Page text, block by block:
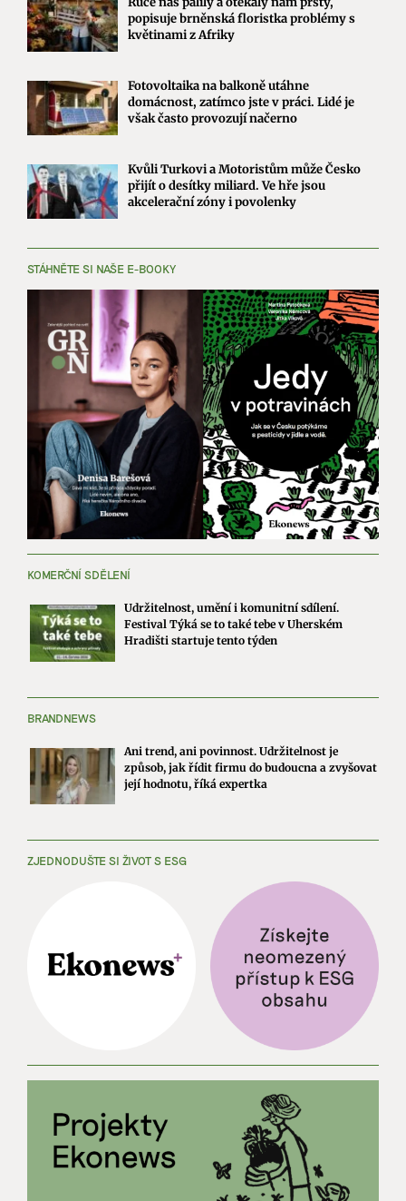
popisuje brněnská floristka problémy s
květinami z Afriky
Fotovoltaika na balkoně utáhne
domácnost, zatímco jste v práci. Lidé je
však často provozují načerno
Kvůli Turkovi a Motoristům může Česko
přijít o desítky miliard. Ve hře jsou
akcelerační zóny i povolenky
STÁHNĚTE SI NAŠE E-BOOKY
KOMERČNÍ SDĚLENÍ
Udržitelnost, umění i komunitní sdílení.
Festival Týká se to také tebe v Uherském
Hradišti startuje tento týden
BRANDNEWS
Ani trend, ani povinnost. Udržitelnost je
způsob, jak řídit firmu do budoucna a zvyšovat
její hodnotu, říká expertka
ZJEDNODUŠTE SI ŽIVOT S ESG